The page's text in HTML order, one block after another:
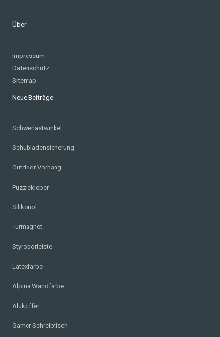
Über
Impressum
Datenschutz
Sitemap
Neue Beiträge
Schwerlastwinkel
Schubladensicherung
Outdoor Vorhang
Puzzlekleber
Silikonöl
Türmagnet
Styroporleiste
Latexfarbe
Alpina Wandfarbe
Alukoffer
Gamer Schreibtisch